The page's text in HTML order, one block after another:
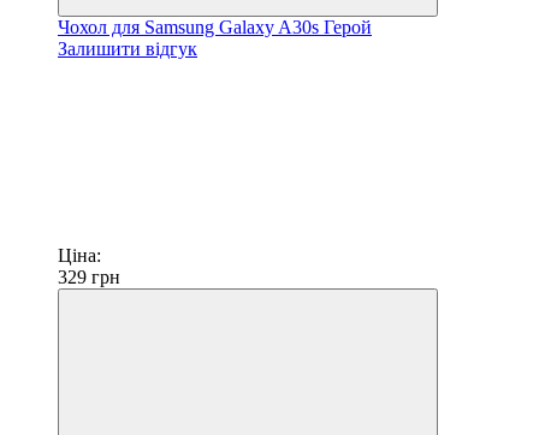
Чохол для Samsung Galaxy A30s Герой
Залишити відгук
Ціна:
329 грн